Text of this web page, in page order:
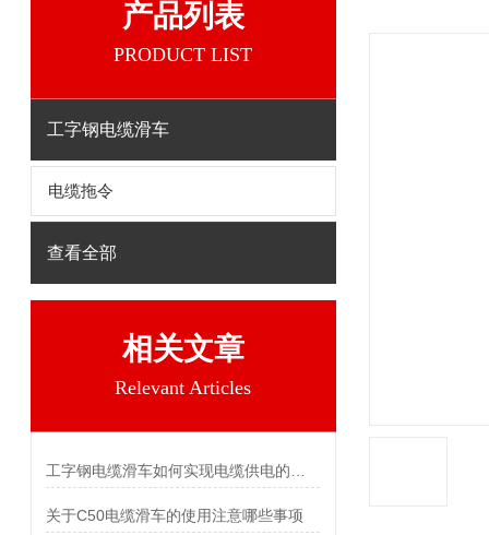
产品列表
PRODUCT LIST
工字钢电缆滑车
电缆拖令
查看全部
相关文章
Relevant Articles
关于C50电缆滑车的使用注意哪些事项